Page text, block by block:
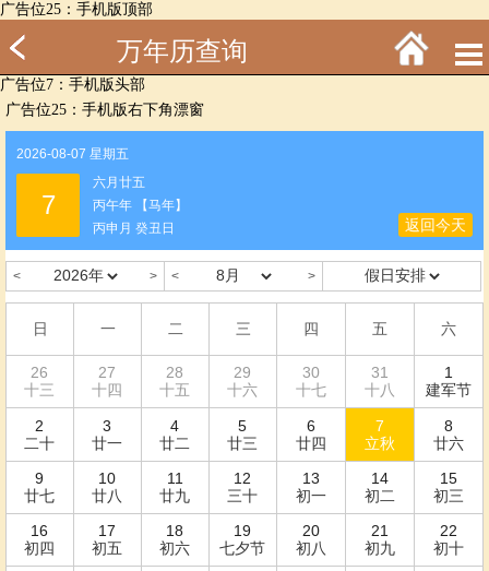
广告位25：手机版顶部
万年历查询
广告位7：手机版头部
广告位25：手机版右下角漂窗